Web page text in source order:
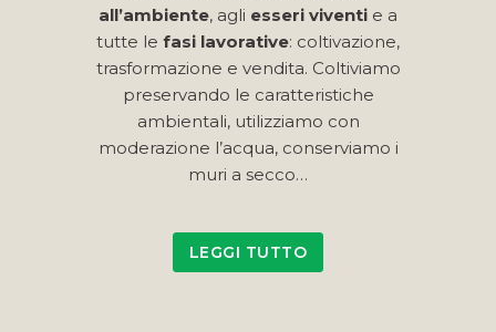
all’ambiente, agli esseri viventi e a
tutte le fasi lavorative: coltivazione,
trasformazione e vendita. Coltiviamo
preservando le caratteristiche
ambientali, utilizziamo con
moderazione l’acqua, conserviamo i
muri a secco…
LEGGI TUTTO